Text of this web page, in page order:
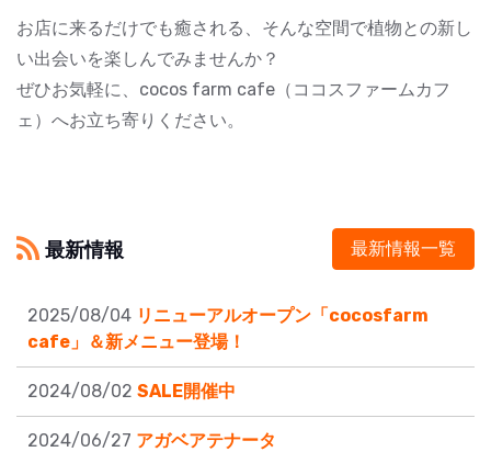
お店に来るだけでも癒される、そんな空間で植物との新し
い出会いを楽しんでみませんか？
ぜひお気軽に、cocos farm cafe（ココスファームカフ
ェ）へお立ち寄りください。
最新情報 最新情報一覧
2025/08/04 リニューアルオープン「cocosfarm
cafe」＆新メニュー登場！
2024/08/02 SALE開催中
2024/06/27 アガベアテナータ